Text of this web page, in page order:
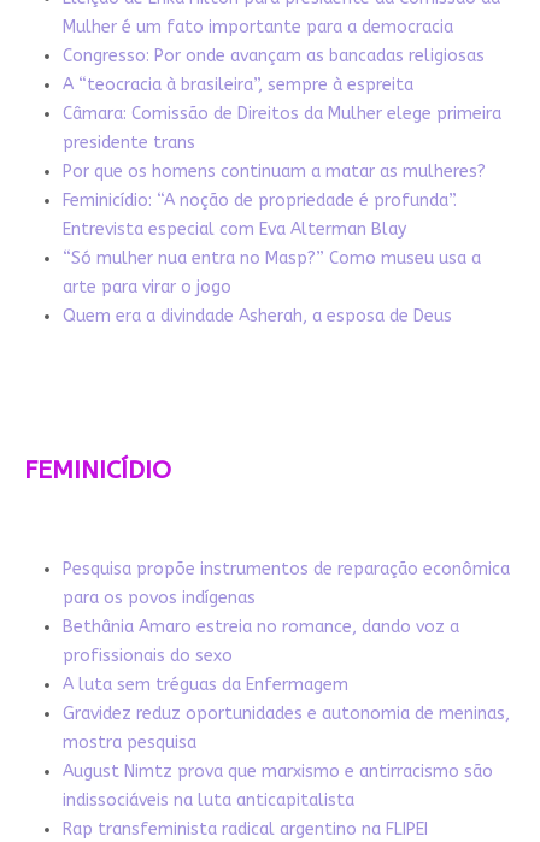
Mulher é um fato importante para a democracia
Congresso: Por onde avançam as bancadas religiosas
A “teocracia à brasileira”, sempre à espreita
Câmara: Comissão de Direitos da Mulher elege primeira
presidente trans
Por que os homens continuam a matar as mulheres?
Feminicídio: “A noção de propriedade é profunda”.
Entrevista especial com Eva Alterman Blay
“Só mulher nua entra no Masp?” Como museu usa a
arte para virar o jogo
Quem era a divindade Asherah, a esposa de Deus
FEMINICÍDIO
Pesquisa propõe instrumentos de reparação econômica
para os povos indígenas
Bethânia Amaro estreia no romance, dando voz a
profissionais do sexo
A luta sem tréguas da Enfermagem
Gravidez reduz oportunidades e autonomia de meninas,
mostra pesquisa
August Nimtz prova que marxismo e antirracismo são
indissociáveis na luta anticapitalista
Rap transfeminista radical argentino na FLIPEI